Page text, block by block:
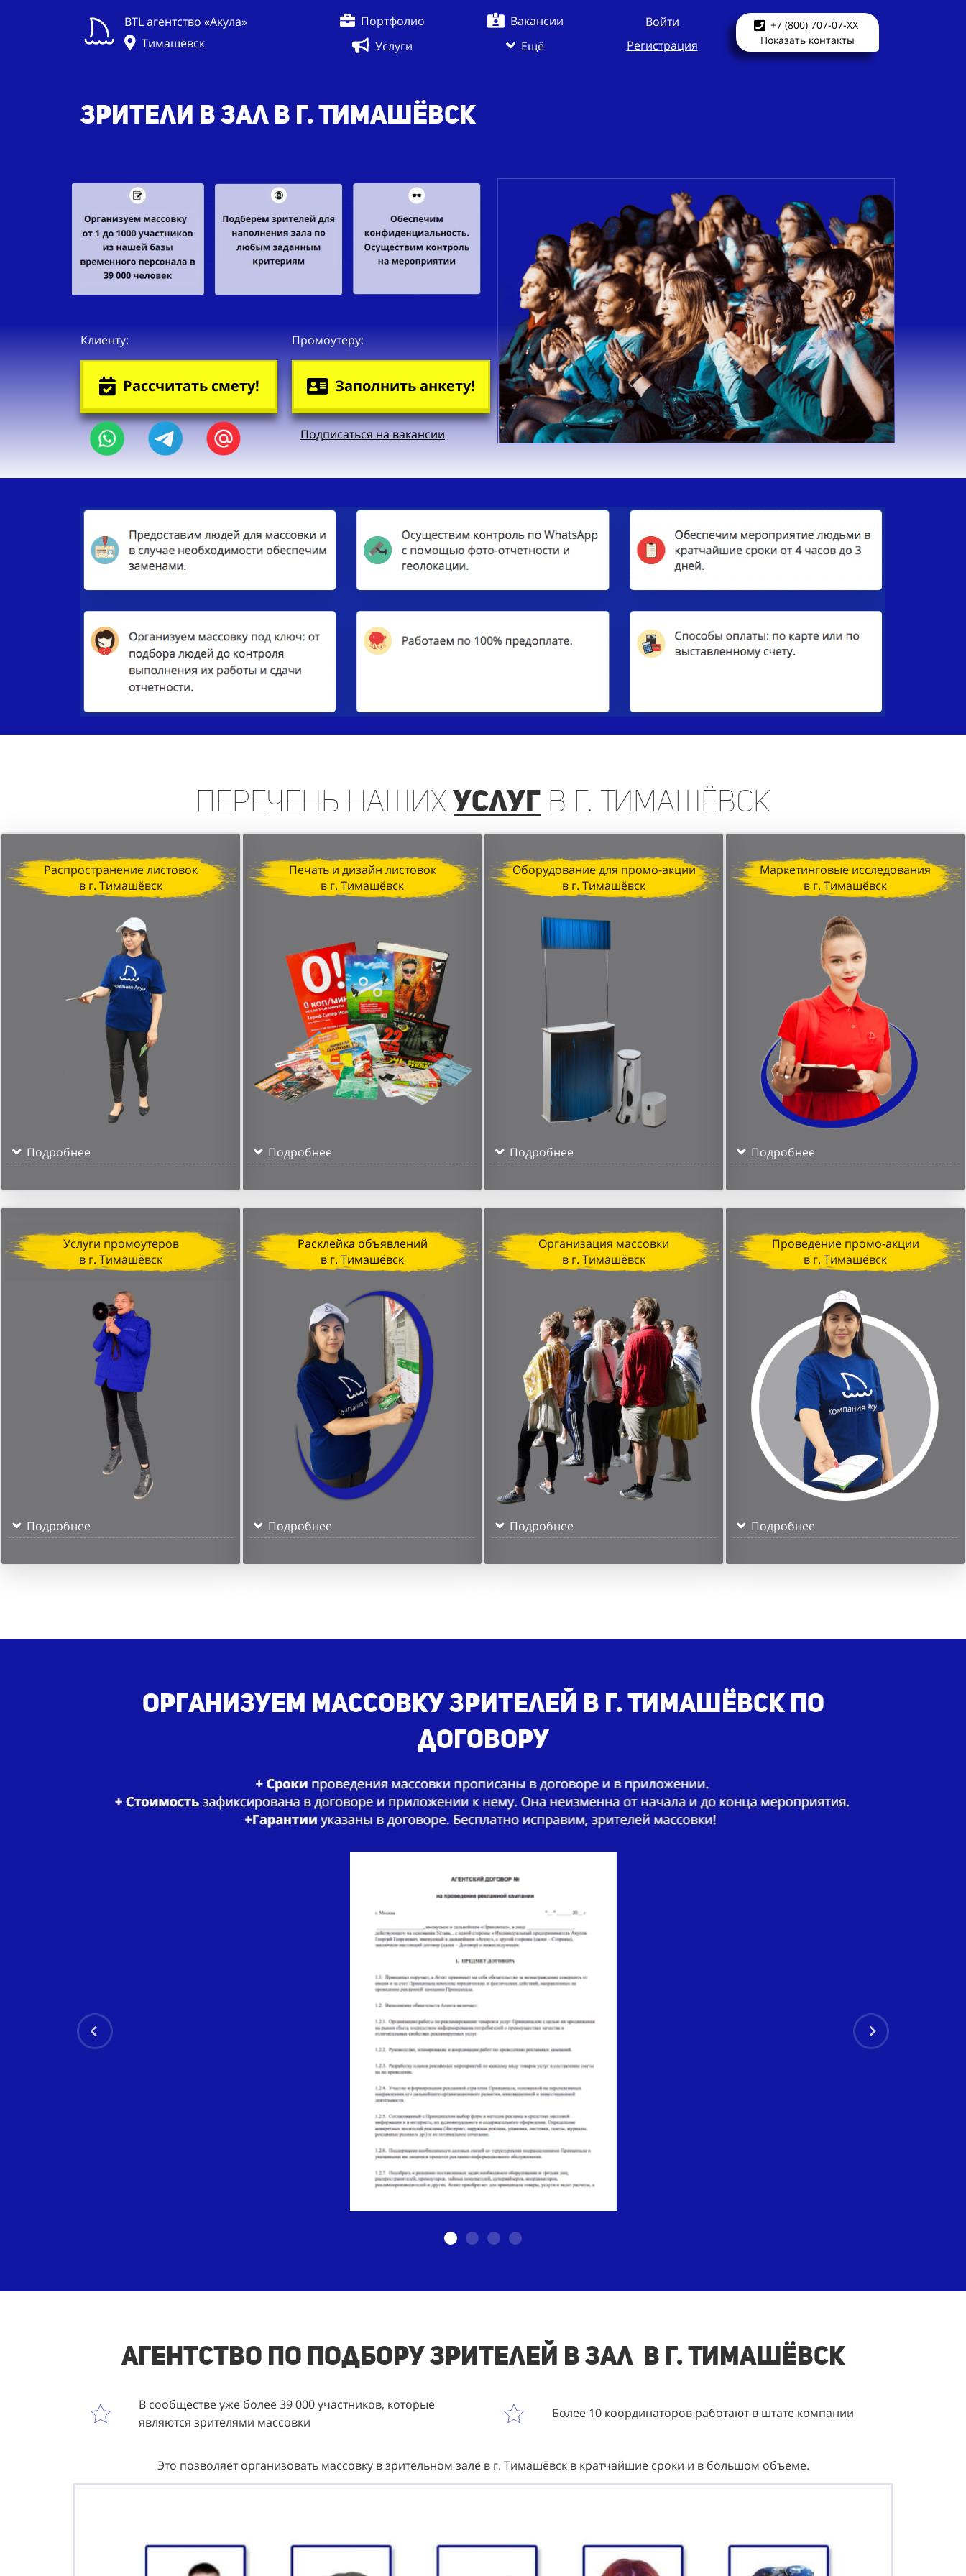
BTL агентство «Акула»
Тимашёвск
Портфолио
Вакансии
Услуги
Ещё
Войти
Регистрация
+7 (800) 707-07-XX
Показать контакты
Зрители в зал в г. Тимашёвск
Клиенту:
Рассчитать смету!
Промоутеру:
Заполнить анкету!
Подписаться на вакансии
Перечень нашихуслуг в г. Тимашёвск
Распространение листовок
в г. Тимашёвск
Подробнее
Печать и дизайн листовок
в г. Тимашёвск
Подробнее
Оборудование для промо-акции
в г. Тимашёвск
Подробнее
Маркетинговые исследования
в г. Тимашёвск
Подробнее
Услуги промоутеров
в г. Тимашёвск
Подробнее
Расклейка объявлений
в г. Тимашёвск
Подробнее
Организация массовки
в г. Тимашёвск
Подробнее
Проведение промо-акции
в г. Тимашёвск
Подробнее
Организуем массовку зрителей в г. Тимашёвск по
договору
Агентство по подбору зрителей в зал в г. Тимашёвск
В сообществе уже более 39 000 участников, которые
являются зрителями массовки
Более 10 координаторов работают в штате компании
Это позволяет организовать массовку в зрительном зале в г. Тимашёвск в кратчайшие сроки и в большом объеме.